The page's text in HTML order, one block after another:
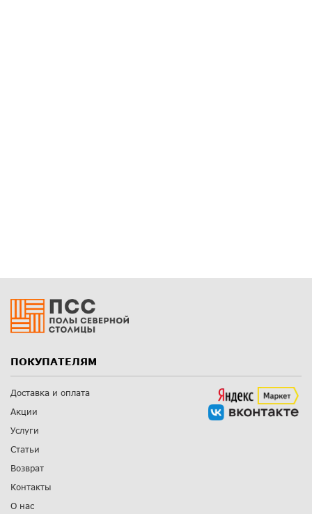
ПОКУПАТЕЛЯМ
Доставка и оплата
Акции
Услуги
Статьи
Возврат
Контакты
О нас